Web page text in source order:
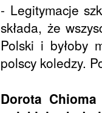
- Legitymacje
składa, że
Polski i byłoby
polscy koledzy.
Dorota